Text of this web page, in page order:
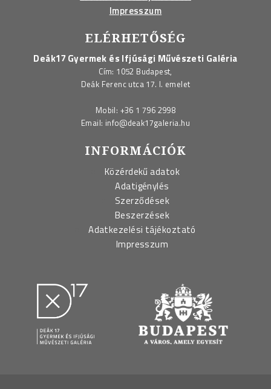
Impresszum
ELÉRHETŐSÉG
Deák17 Gyermek és Ifjúsági Művészeti Galéria
Cím: 1052 Budapest,
Deák Ferenc utca 17. I. emelet
Mobil: +36 1 796 2998
Email: info@deak17galeria.hu
INFORMÁCIÓK
Közérdekű adatok
Adatigénylés
Szerződések
Beszerzések
Adatkezelési tájékoztató
Impresszum